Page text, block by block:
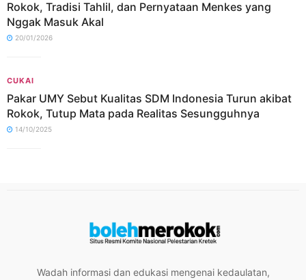
Rokok, Tradisi Tahlil, dan Pernyataan Menkes yang
Nggak Masuk Akal
20/01/2026
CUKAI
Pakar UMY Sebut Kualitas SDM Indonesia Turun akibat
Rokok, Tutup Mata pada Realitas Sesungguhnya
14/10/2025
Wadah informasi dan edukasi mengenai kedaulatan,